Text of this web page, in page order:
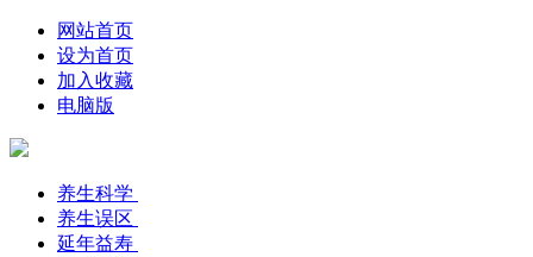
网站首页
设为首页
加入收藏
电脑版
养生科学
养生误区
延年益寿